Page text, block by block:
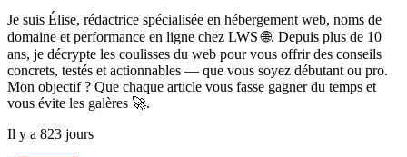
Je suis Élise, rédactrice spécialisée en hébergement web, noms de
domaine et performance en ligne chez LWS 🌐. Depuis plus de 10
ans, je décrypte les coulisses du web pour vous offrir des conseils
concrets, testés et actionnables — que vous soyez débutant ou pro.
Mon objectif ? Que chaque article vous fasse gagner du temps et
vous évite les galères 🚀.
Il y a 823 jours